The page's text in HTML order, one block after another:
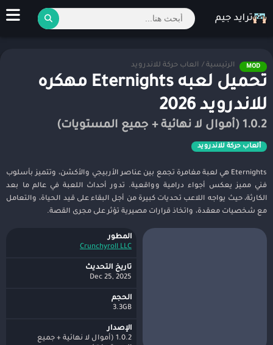
MOD الرئيسية / ألعاب حركة للاندرويد
تحميل لعبه Eternights مهكره
للاندرويد 2026
1.0.2 (أموال لا نهائية + جميع المستويات)
ألعاب حركة للاندرويد
Eternights هي لعبة مغامرة تجمع بين عناصر الأربيجي والأكشن، وتتميز بأسلوب
فني مميز يعكس أجواء درامية وواقعية. تدور أحداث اللعبة في عالم ما بعد
الكارثة، حيث يواجه اللاعب تحديات كبيرة من أجل البقاء على قيد الحياة، والتعامل
مع شخصيات معقدة، واتخاذ قرارات مصيرية تؤثر على مجرى القصة.
المطور
Crunchyroll LLC
تاريخ التحديث
Dec 25, 2025
الحجم
3.3GB
الإصدار
1.0.2 (أموال لا نهائية + جميع